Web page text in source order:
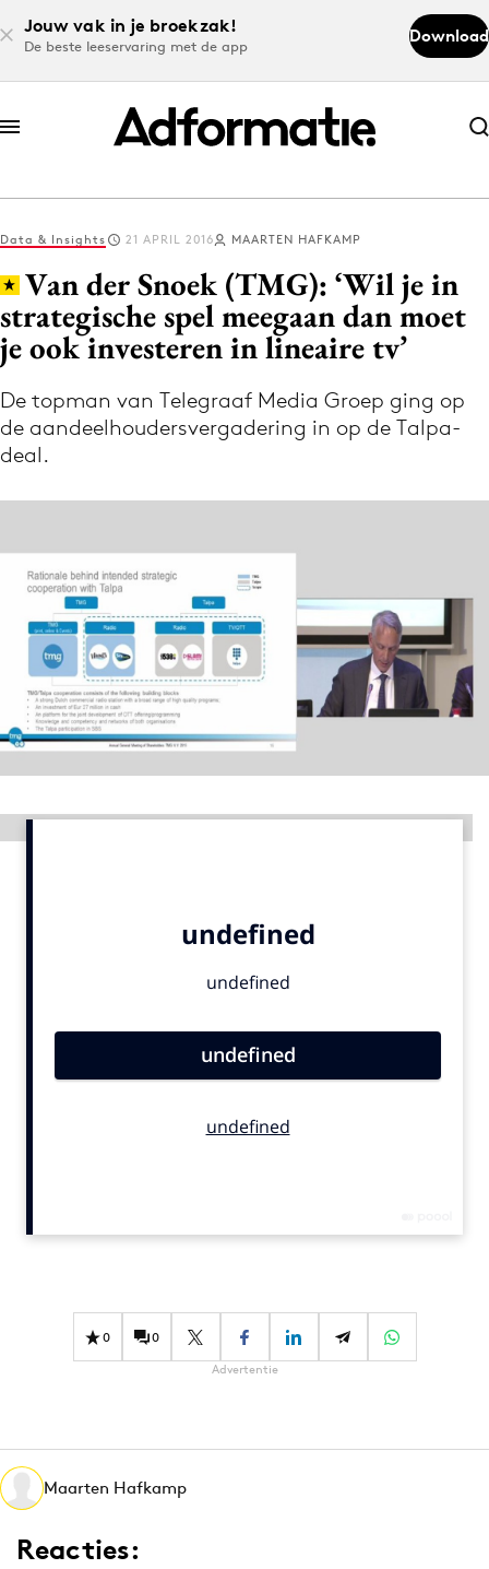
Jouw vak in je broekzak!
De beste leeservaring met de app
Download
Abonneer nu
Abonneer nu
Log in
Download de app
Volg het laatste nieuws via de Adformatie
Nieuws app
Menu
Home
9 sept: GenAI-training
12 nov: MarketingLive!
Adverteren
Events
Vacatures
Campagnes
Design
Gedragsverandering
Media
PR
Data & Insights 21 APRIL 2016 MAARTEN HAFKAMP
Van der Snoek (TMG): ‘Wil je in
strategische spel meegaan dan moet
je ook investeren in lineaire tv’
De topman van Telegraaf Media Groep ging op
de aandeelhoudersvergadering in op de Talpa-
deal.
0 0
Advertentie
Maarten Hafkamp
Reacties: